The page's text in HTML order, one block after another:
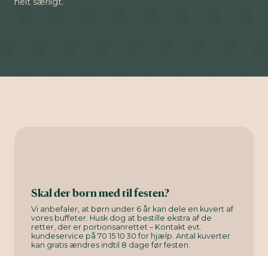
Skal der børn med til festen?
Vi anbefaler, at børn under 6 år kan dele en kuvert af
vores buffeter. Husk dog at bestille ekstra af de
retter, der er portionsanrettet – Kontakt evt.
kundeservice på 70 15 10 30 for hjælp. Antal kuverter
kan gratis ændres indtil 8 dage før festen.